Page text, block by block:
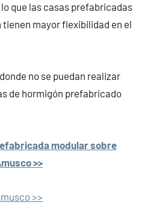
que las casas prefabricadas
mayor flexibilidad en el
no se puedan realizar
de hormigón prefabricado
modular sobre
>>
>>